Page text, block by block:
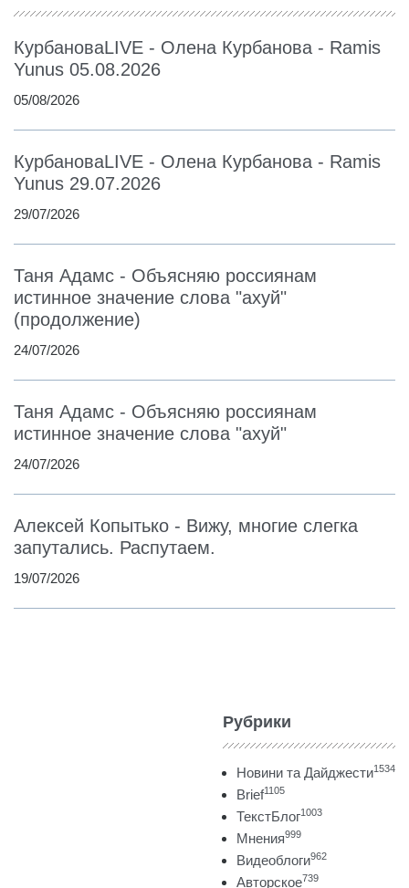
КурбановаLIVE - Олена Курбанова - Ramis
Yunus 05.08.2026
05/08/2026
КурбановаLIVE - Олена Курбанова - Ramis
Yunus 29.07.2026
29/07/2026
Таня Адамс - Объясняю россиянам
истинное значение слова "ахуй"
(продолжение)
24/07/2026
Таня Адамс - Объясняю россиянам
истинное значение слова "ахуй"
24/07/2026
Алексей Копытько - Вижу, многие слегка
запутались. Распутаем.
19/07/2026
Рубрики
Новини та Дайджести1534
Brief1105
ТекстБлог1003
Мнения999
Видеоблоги962
Авторское739